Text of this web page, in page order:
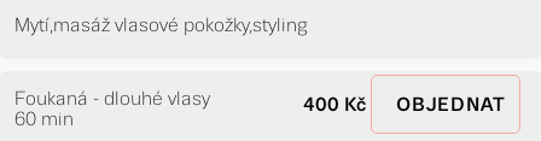
Mytí,masáž vlasové pokožky,styling
Foukaná - dlouhé vlasy
60 min
400 Kč OBJEDNAT